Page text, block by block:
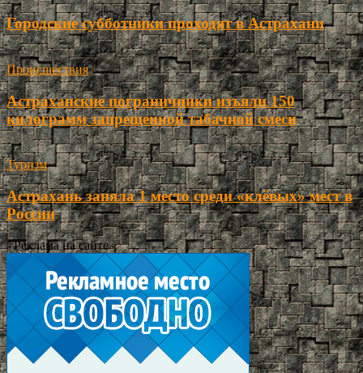
Городские субботники проходят в Астрахани
Происшествия
Астраханские пограничники изъяли 150
килограмм запрещенной табачной смеси
Туризм
Астрахань заняла 1 место среди «клёвых» мест в
России
- Реклама на сайте -